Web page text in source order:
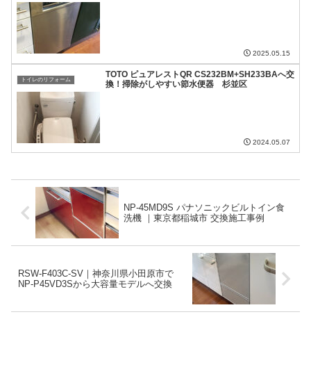
2025.05.15
トイレのリフォーム
TOTO ピュアレストQR CS232BM+SH233BAへ交
換！掃除がしやすい節水便器 杉並区
2024.05.07
NP-45MD9S パナソニックビルトイン食
洗機 ｜東京都稲城市 交換施工事例
RSW‑F403C‑SV｜神奈川県小田原市で
NP‑P45VD3Sから大容量モデルへ交換